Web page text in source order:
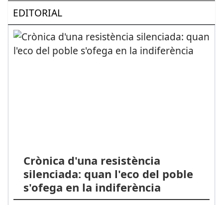
EDITORIAL
Crònica d'una resistència
silenciada: quan l'eco del poble
s'ofega en la indiferència